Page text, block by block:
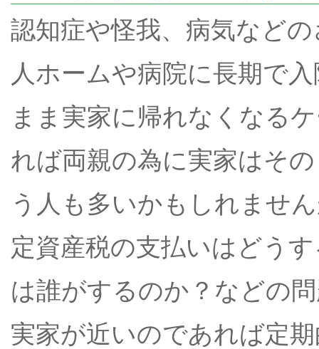
認知症や怪我、病気など
人ホームや病院に長期で
まま実家に帰れなくなる
れば両親の為に実家はそ
う人も多いかもしれませ
定資産税の支払いはどう
は誰がするのか？などの
実家が近いのであれば定